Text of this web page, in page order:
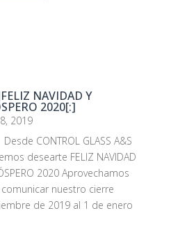
NAVIDAD Y
2020[:]
2019
CONTROL GLASS A&S
desearte FELIZ NAVIDAD
2020 Aprovechamos
nuestro cierre
de 2019 al 1 de enero